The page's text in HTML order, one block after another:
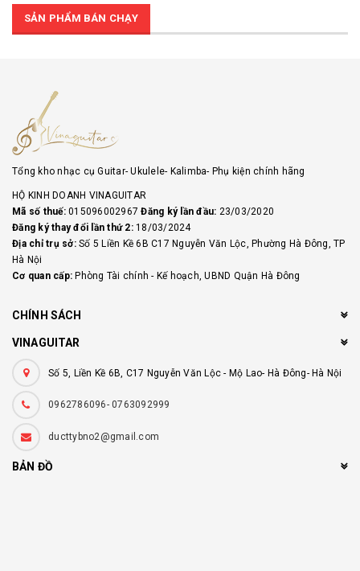
SẢN PHẨM BÁN CHẠY
Tổng kho nhạc cụ Guitar- Ukulele- Kalimba- Phụ kiện chính hãng
HỘ KINH DOANH VINAGUITAR
Mã số thuế:015096002967Đăng ký lần đầu: 23/03/2020
Đăng ký thay đổi lần thứ 2:18/03/2024
Địa chỉ trụ sở:Số 5 Liền Kề 6B C17 Nguyễn Văn Lộc, Phường Hà Đông, TP
Hà Nội
Cơ quan cấp: Phòng Tài chính - Kế hoạch, UBND Quận Hà Đông
CHÍNH SÁCH
VINAGUITAR
Số 5, Liền Kề 6B, C17 Nguyễn Văn Lộc - Mộ Lao- Hà Đông- Hà Nội
0962786096- 0763092999
ducttybno2@gmail.com
BẢN ĐỒ